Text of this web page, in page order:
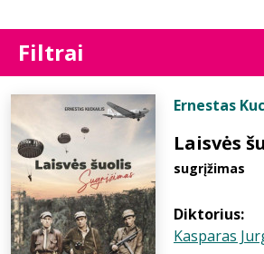
Filtrai
Ernestas
Laisvės
sugrįžimas
Diktorius:
Kasparas